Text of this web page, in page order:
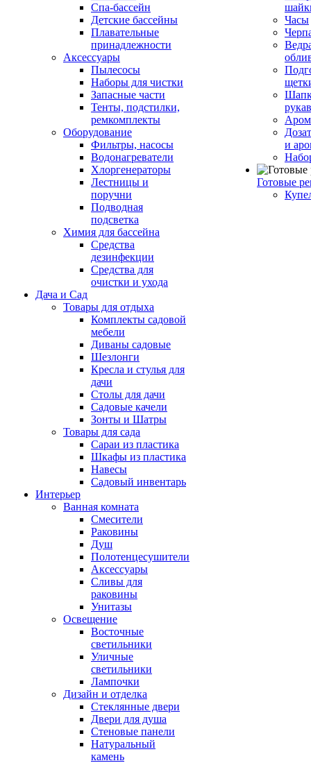
Спа-бассейн
Детские бассейны
Плавательные
принадлежности
Аксессуары
Пылесосы
Наборы для чистки
Запасные части
Тенты, подстилки,
ремкомплекты
Оборудование
Фильтры, насосы
Водонагреватели
Хлоргенераторы
Лестницы и
поручни
Подводная
подсветка
Химия для бассейна
Средства
дезинфекции
Средства для
очистки и ухода
Дача и Сад
Товары для отдыха
Комплекты садовой
мебели
Диваны садовые
Шезлонги
Кресла и стулья для
дачи
Столы для дачи
Садовые качели
Зонты и Шатры
Товары для сада
Сараи из пластика
Шкафы из пластика
Навесы
Садовый инвентарь
Интерьер
Ванная комната
Смесители
Раковины
Душ
Полотенцесушители
Аксессуары
Сливы для
раковины
Унитазы
Освещение
Восточные
светильники
Уличные
светильники
Лампочки
Дизайн и отделка
Стеклянные двери
Двери для душа
Стеновые панели
Натуральный
камень
Часы
и
Готовые